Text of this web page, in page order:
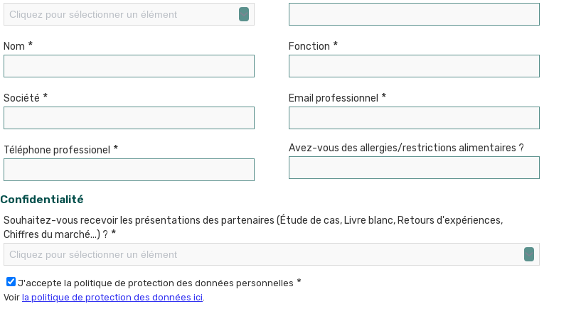
Cliquez pour sélectionner un élément
Nom * Fonction *
Société * Email professionnel *
Téléphone professionel * Avez-vous des allergies/restrictions alimentaires ?
Confidentialité
Souhaitez-vous recevoir les présentations des partenaires (Étude de cas, Livre blanc, Retours d'expériences,
Chiffres du marché...) ? *
Cliquez pour sélectionner un élément
J'accepte la politique de protection des données personnelles *
Voir la politique de protection des données ici